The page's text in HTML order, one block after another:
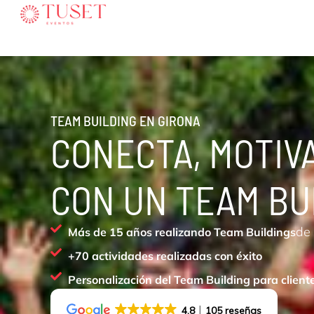
TEAM BUILDING EN GIRONA
CONECTA,
CON UN TEAM
Más de 15 años realizando Team Buildingsde
+70 actividades realizadas con éxito
Personalización del Team Building para
4.8 105 reseñas